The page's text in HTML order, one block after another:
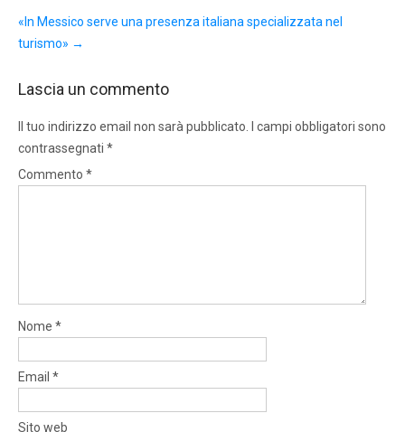
«In Messico serve una presenza italiana specializzata nel
turismo» →
Lascia un commento
Il tuo indirizzo email non sarà pubblicato.
I campi obbligatori sono
contrassegnati *
Commento *
Nome *
Email *
Sito web